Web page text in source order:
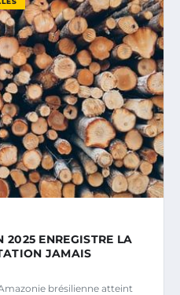
2025 ENREGISTRE LA
JAMAIS
brésilienne atteint